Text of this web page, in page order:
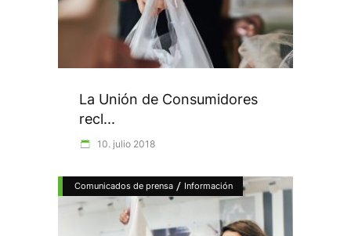
La Unión de Consumidores
recl...
10. julio 2018
Comunicados de prensa / Información